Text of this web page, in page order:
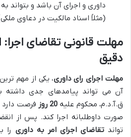
داوری و اجرای آن باشد و بتواند
(مثلاً اسناد مالکیت در دعاوی
مهلت قانونی تقاضای
دقیق
مهلت اجرای رای داوری، یکی از مهم
ق.آ.د.م، محکوم علیه 20 روز
فرصت دارد
صورت داوطلبانه اجرا کند. پس از
تواندتقاضای اجرای امر به داوری را